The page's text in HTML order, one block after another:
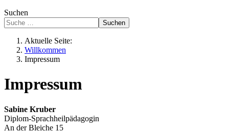
Suchen
Suchen
Aktuelle Seite:
Willkommen
Impressum
Impressum
Sabine Kruber
Diplom-Sprachheilpädagogin
An der Bleiche 15